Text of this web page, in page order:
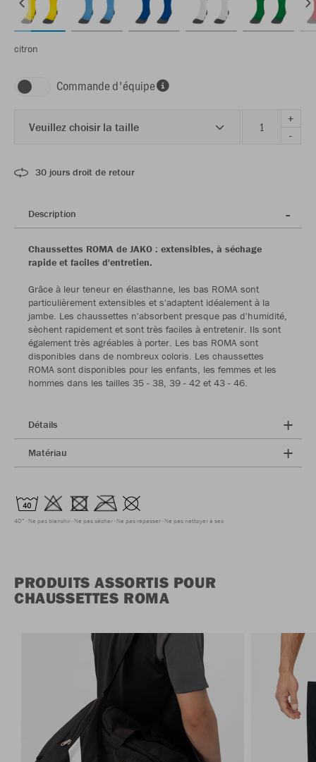
citron
Commande d'équipe
Veuillez choisir la taille
+
-
30 jours droit de retour
Description
Chaussettes ROMA de JAKO : extensibles, à séchage
rapide et faciles d'entretien.
Grâce à leur teneur en élasthanne, les bas ROMA sont
particulièrement extensibles et s'adaptent idéalement à la
jambe. Les chaussettes n'absorbent presque pas d'humidité,
sèchent rapidement et sont très faciles à entretenir. Ils sont
également très agréables à porter. Les bas ROMA sont
disponibles dans de nombreux coloris. Les chaussettes
ROMA sont disponibles pour les enfants, les femmes et les
hommes dans les tailles 35 - 38, 39 - 42 et 43 - 46.
Détails
Matériau
40° Ne pas blanchir Ne pas sécher Ne pas repasser Ne pas nettoyer à sec
PRODUITS ASSORTIS POUR
CHAUSSETTES ROMA